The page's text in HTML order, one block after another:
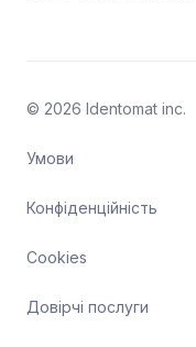
© 2026 Identomat inc.
Умови
Конфіденційність
Cookies
Довірчі послуги